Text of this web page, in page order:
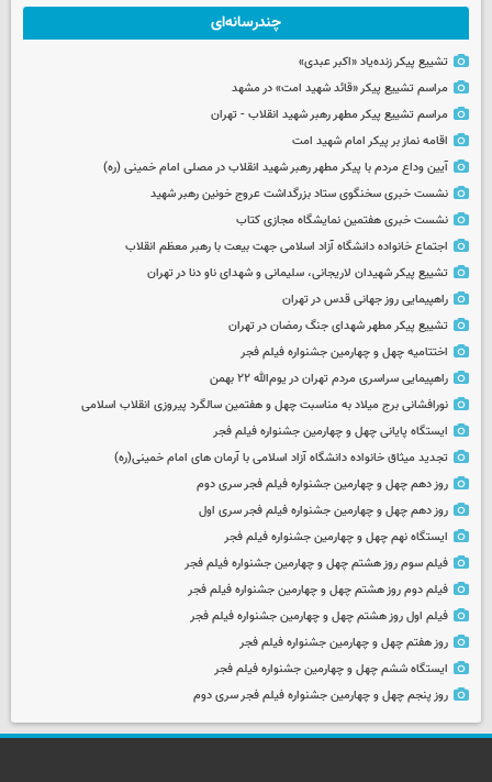
چندرسانه‌ای
تشییع پیکر زنده‌یاد «اکبر عبدی»
مراسم تشییع پیکر «قائد شهید امت» در مشهد
مراسم تشییع پیکر مطهر رهبر شهید انقلاب - تهران
اقامه نماز بر پیکر امام شهید امت
آیین وداع مردم با پیکر مطهر رهبر شهید انقلاب در مصلی امام خمینی (ره)
نشست خبری سخنگوی ستاد بزرگداشت عروج خونین رهبر شهید
نشست خبری هفتمین نمایشگاه مجازی کتاب
اجتماع خانواده دانشگاه آزاد اسلامی جهت بیعت با رهبر معظم انقلاب
تشییع پیکر شهیدان لاریجانی، سلیمانی و شهدای ناو دنا در تهران
راهپیمایی روز جهانی قدس در تهران
تشییع پیکر مطهر شهدای جنگ رمضان در تهران
اختتامیه چهل و چهارمین جشنواره فیلم فجر
راهپیمایی سراسری مردم تهران در یوم‌الله ۲۲ بهمن
نورافشانی برج میلاد به مناسبت چهل‌ و هفتمین سالگرد پیروزی انقلاب اسلامی
ایستگاه پایانی چهل و چهارمین جشنواره فیلم فجر
تجدید میثاق خانواده دانشگاه آزاد اسلامی با آرمان های امام خمینی(ره)
روز دهم چهل و چهارمین جشنواره فیلم فجر سری دوم
روز دهم چهل و چهارمین جشنواره فیلم فجر سری اول
ایستگاه نهم چهل و چهارمین جشنواره فیلم فجر
فیلم سوم روز هشتم چهل و چهارمین جشنواره فیلم فجر
فیلم دوم روز هشتم چهل و چهارمین جشنواره فیلم فجر
فیلم اول روز هشتم چهل و چهارمین جشنواره فیلم فجر
روز هفتم چهل و چهارمین جشنواره فیلم فجر
ایستگاه ششم چهل و چهارمین جشنواره فیلم فجر
روز پنجم چهل و چهارمین جشنواره فیلم فجر سری دوم